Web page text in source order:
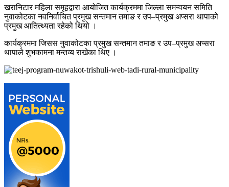
खरानिटार महिला समूहद्वारा आयोजित कार्यक्रममा जिल्ला समन्वयन समिति
नुवाकोटका नवनिर्वाचित प्रमुख सन्तमान तमाङ र उप–प्रमुख अप्सरा थापाको
प्रमुख आतित्थ्यता रहेको थियो ।
कार्यक्रममा जिसस नुवाकोटका प्रमुख सन्तमान तमाङ र उप–प्रमुख अप्सरा
थापाले शुभकामना मन्तव्य राखेका थिए ।